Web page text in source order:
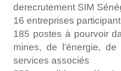
derecrutement SIM
16 entreprises
185 postes à pourvoir
mines, de l’énergie,
services associés